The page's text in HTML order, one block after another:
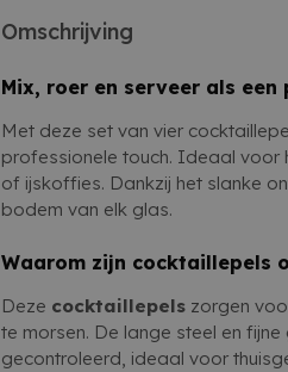
Omschrijving
Mix, roer en serveer als een
Met deze set van vier
professionele touch. Ideaal voor
of ijskoffies. Dankzij het slanke
bodem van elk glas.
Waarom zijn cocktaillepels
Deze cocktaillepels zorgen
te morsen. De lange steel en
gecontroleerd, ideaal voor